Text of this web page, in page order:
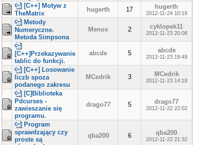
[C++] Motyw z
TheMatrix
hugerth 17 hugerth
2012-11-24 10:19
Metody
Numeryczne.
Metoda Simpsona
Menos 2 cyklopek11
2012-11-23 20:08
[C++]Przekazywanie
tablic do funkcji.
abcde 5 abcde
2012-11-23 19:49
[C++] Losowanie
liczb spoza
podanego zakresu
MCedrik 3 MCedrik
2012-11-23 14:18
[C]Biblioteka
Pdcurses -
zawieszanie się
programu.
drago77 5 drago77
2012-11-22 22:02
Program
sprawdzający czy
proste są
qba200 6 qba200
2012-11-22 21:32